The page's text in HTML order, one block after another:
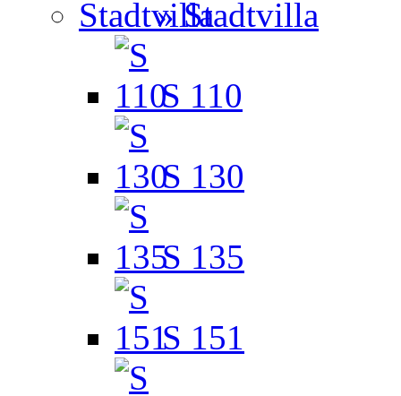
» Stadtvilla
S 110
S 130
S 135
S 151